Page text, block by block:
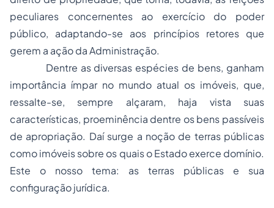
peculiares concernentes ao exercício do poder
público, adaptando-se aos princípios retores que
gerem a ação da Administração.
Dentre as diversas espécies de bens, ganham
importância ímpar no mundo atual os imóveis, que,
ressalte-se, sempre alçaram, haja vista suas
características, proeminência dentre os bens passíveis
de apropriação. Daí surge a noção de terras públicas
como imóveis sobre os quais o Estado exerce domínio.
Este o nosso tema: as terras públicas e sua
configuração jurídica.